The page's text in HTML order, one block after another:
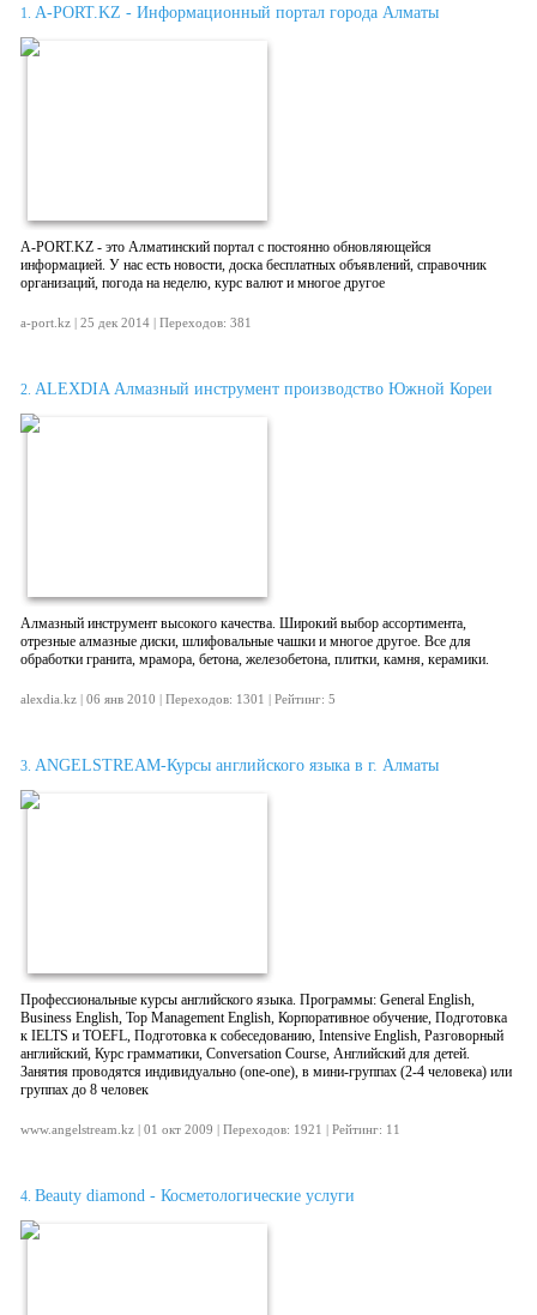
1. A-PORT.KZ - Информационный портал города Алматы
A-PORT.KZ - это Алматинский портал с постоянно обновляющейся
информацией. У нас есть новости, доска бесплатных объявлений, справочник
организаций, погода на неделю, курс валют и многое другое
a-port.kz | 25 дек 2014 | Переходов: 381
2. ALEXDIA Алмазный инструмент производство Южной Кореи
Алмазный инструмент высокого качества. Широкий выбор ассортимента,
отрезные алмазные диски, шлифовальные чашки и многое другое. Все для
обработки гранита, мрамора, бетона, железобетона, плитки, камня, керамики.
alexdia.kz | 06 янв 2010 | Переходов: 1301 | Рейтинг: 5
3. ANGELSTREAM-Курсы английского языка в г. Алматы
Профессиональные курсы английского языка. Программы: General English,
Business English, Top Management English, Корпоративное обучение, Подготовка
к IELTS и TOEFL, Подготовка к собеседованию, Intensive English, Разговорный
английский, Курс грамматики, Conversation Course, Английский для детей.
Занятия проводятся индивидуально (one-one), в мини-группах (2-4 человека) или
группах до 8 человек
www.angelstream.kz | 01 окт 2009 | Переходов: 1921 | Рейтинг: 11
4. Beauty diamond - Косметологические услуги